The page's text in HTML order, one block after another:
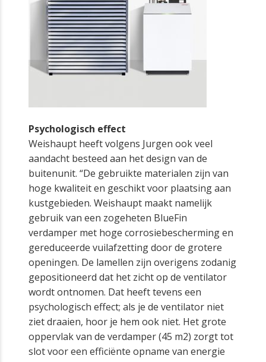
Psychologisch effect
Weishaupt heeft volgens Jurgen ook veel
aandacht besteed aan het design van de
buitenunit. “De gebruikte materialen zijn van
hoge kwaliteit en geschikt voor plaatsing aan
kustgebieden. Weishaupt maakt namelijk
gebruik van een zogeheten BlueFin
verdamper met hoge corrosiebescherming en
gereduceerde vuilafzetting door de grotere
openingen. De lamellen zijn overigens zodanig
gepositioneerd dat het zicht op de ventilator
wordt ontnomen. Dat heeft tevens een
psychologisch effect; als je de ventilator niet
ziet draaien, hoor je hem ook niet. Het grote
oppervlak van de verdamper (45 m2) zorgt tot
slot voor een efficiënte opname van energie